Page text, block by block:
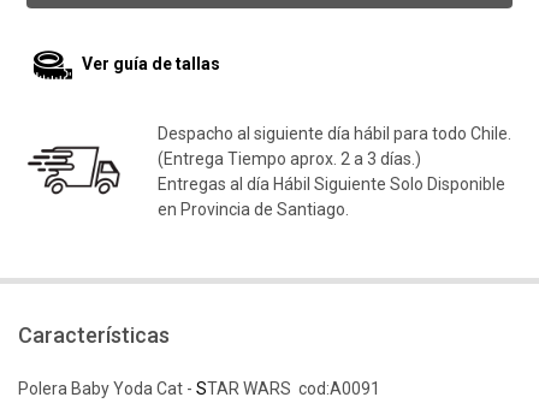
Ver guía de tallas
Despacho al siguiente día hábil para todo Chile.
(Entrega Tiempo aprox. 2 a 3 días.)
Entregas al día Hábil Siguiente Solo Disponible
en Provincia de Santiago.
Características
Polera Baby Yoda Cat - STAR WARS cod:A0091